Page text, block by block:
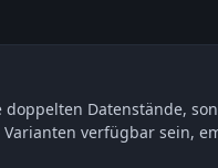
doppelten Datenstände,
verfügbar sein,